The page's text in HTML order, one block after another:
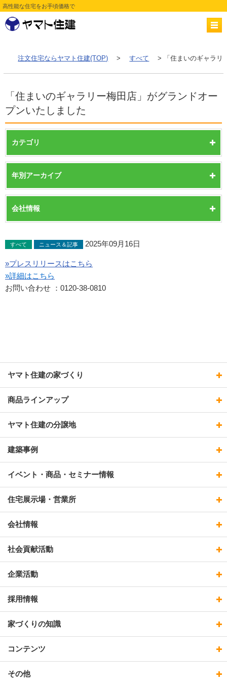
高性能な住宅をお手頃価格で
注文住宅ならヤマト住建(TOP) > すべて > 「住まいのギャラリ
「住まいのギャラリー梅田店」がグランドオー
プンいたしました
カテゴリ
年別アーカイブ
会社情報
すべて ニュース＆記事 2025年09月16日
»プレスリリースはこちら
»詳細はこちら
お問い合わせ ：0120-38-0810
ヤマト住建の家づくり
商品ラインアップ
ヤマト住建の分譲地
建築事例
イベント・商品・セミナー情報
住宅展示場・営業所
会社情報
社会貢献活動
企業活動
採用情報
家づくりの知識
コンテンツ
その他